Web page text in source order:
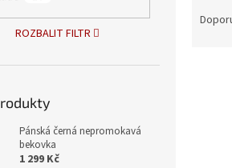
ROZBALIT FILTR
Pánská černá nepromokavá
bekovka
1 299 Kč